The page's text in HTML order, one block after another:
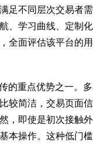
足不同层次交易者需
、学习曲线、定制化
全面评估该平台的用
的重点优势之一。多
较简洁，交易页面信
，即使是初次接触外
本操作。这种低门槛